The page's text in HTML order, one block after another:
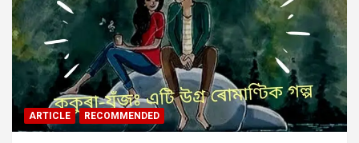
ARTICLE RECOMMENDED